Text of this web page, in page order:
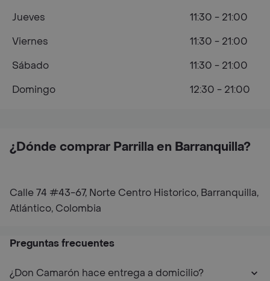
¿Dónde comprar Parrilla en Barranquilla?
Calle 74 #43-67, Norte Centro Historico, Barranquilla,
Atlántico, Colombia
Jueves
11:30 - 21:00
Viernes
11:30 - 21:00
Sábado
11:30 - 21:00
Domingo
12:30 - 21:00
Preguntas frecuentes
¿Don Camarón hace entrega a domicilio?